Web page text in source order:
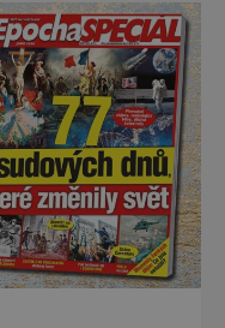
syrový horský
střídá hustý les